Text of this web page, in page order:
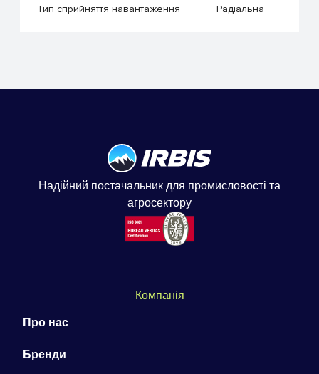
Тип сприйняття навантаження
Радіальна
Надійний постачальник для промисловості та
агросектору
Компанія
Про нас
Бренди